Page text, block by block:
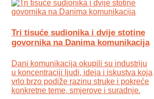
Tri tisuće sudionika i dvije stotine
govornika na Danima komunikacija
Dani komunikacija okupili su industriju
u koncentraciji ljudi, ideja i iskustva koja
vrlo brzo podiže razinu struke i pokreće
konkretne teme, smjerove i suradnje.